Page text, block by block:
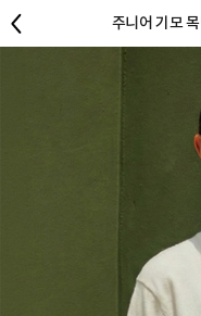
주니어 기모